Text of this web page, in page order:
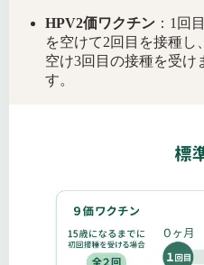
HPV2価ワクチン：1回
を空けて2回目を接種し
空け3回目の接種を受け
す。